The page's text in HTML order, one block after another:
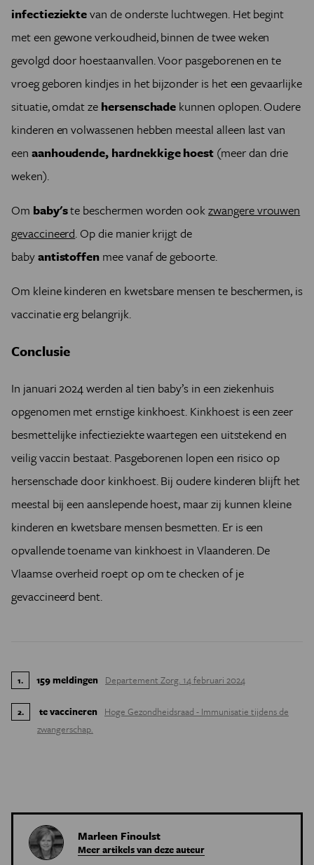
infectieziektevan de onderste luchtwegen. Het begint
met een gewone verkoudheid, binnen de twee weken
gevolgd door hoestaanvallen. Voor pasgeborenen en te
vroeg geboren kindjes in het bijzonder is het een gevaarlijke
situatie, omdat ze hersenschade kunnen oplopen. Oudere
kinderen en volwassenen hebben meestal alleen last van
een aanhoudende, hardnekkige hoest (meer dan drie
weken).
Om baby'ste beschermen worden ookzwangere vrouwen
gevaccineerd. Op die manier krijgt de
babyantistoffen mee vanaf de geboorte.
Om kleine kinderen en kwetsbare mensen te beschermen, is
vaccinatie erg belangrijk.
Conclusie
In januari 2024 werden al tien baby’s in een ziekenhuis
opgenomen met ernstige kinkhoest. Kinkhoest is een zeer
besmettelijke infectieziekte waartegen een uitstekend en
veilig vaccin bestaat. Pasgeborenen lopen een risico op
hersenschade door kinkhoest. Bij oudere kinderen blijft het
meestal bij een aanslepende hoest, maar zij kunnen kleine
kinderen en kwetsbare mensen besmetten. Er is een
opvallende toename van kinkhoest in Vlaanderen. De
Vlaamse overheid roept op om te checken of je
gevaccineerd bent.
1. 159 meldingen Departement Zorg. 14 februari 2024
2. te vaccineren Hoge Gezondheidsraad - Immunisatie tijdens de
zwangerschap.
Marleen Finoulst
Meer artikels van deze auteur